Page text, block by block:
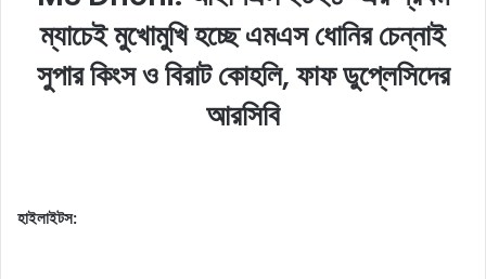
ম্যাচেই মুখোমুখি হচ্ছে এমএস ধোনির চেন্নাই
সুপার কিংস ও বিরাট কোহলি, ফাফ ডুপ্লেসিদের
আরসিবি
হাইলাইটস: